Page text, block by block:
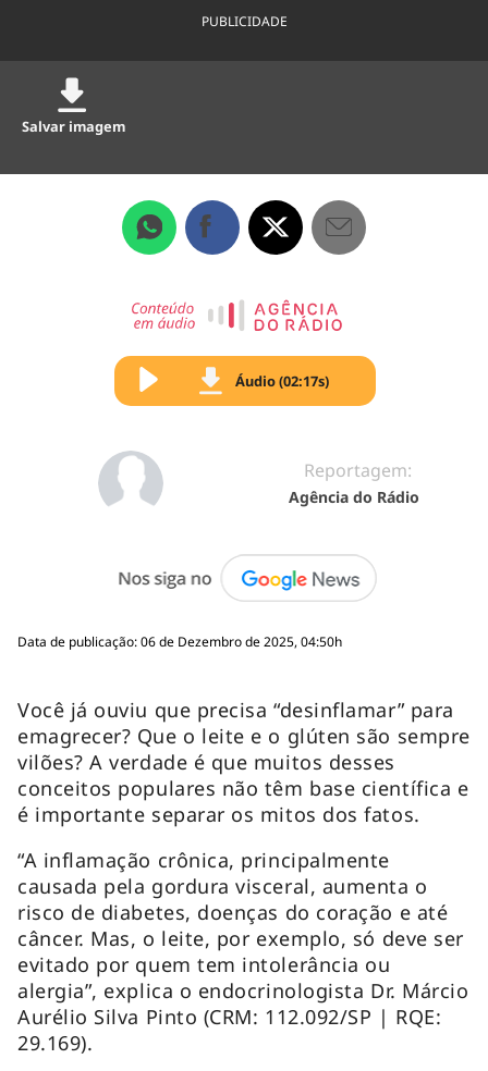
PUBLICIDADE
Salvar imagem
Áudio (02:17s)
Reportagem:
Agência do Rádio
Data de publicação: 06 de Dezembro de 2025, 04:50h
Você já ouviu que precisa “desinflamar” para
emagrecer? Que o leite e o glúten são sempre
vilões? A verdade é que muitos desses
conceitos populares não têm base científica e
é importante separar os mitos dos fatos.
“A inflamação crônica, principalmente
causada pela gordura visceral, aumenta o
risco de diabetes, doenças do coração e até
câncer. Mas, o leite, por exemplo, só deve ser
evitado por quem tem intolerância ou
alergia”, explica o endocrinologista Dr. Márcio
Aurélio Silva Pinto (CRM: 112.092/SP | RQE:
29.169).